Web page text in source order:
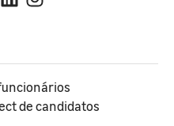
de candidatos